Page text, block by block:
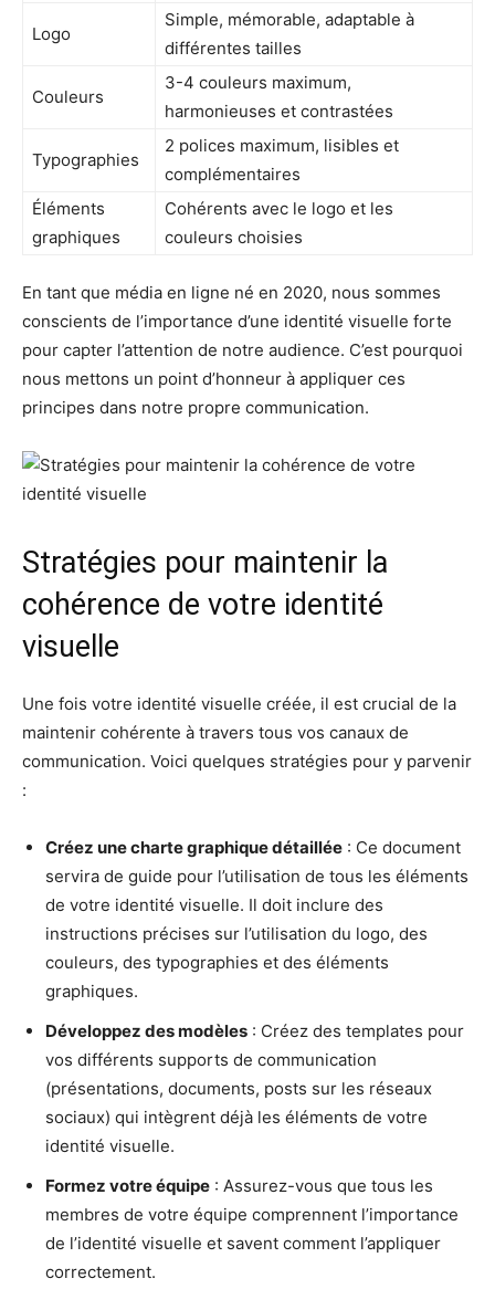
Logo
Simple, mémorable, adaptable à
différentes tailles
Couleurs
3-4 couleurs maximum,
harmonieuses et contrastées
Typographies
2 polices maximum, lisibles et
complémentaires
Éléments
graphiques
Cohérents avec le logo et les
couleurs choisies
En tant que média en ligne né en 2020, nous sommes
conscients de l’importance d’une identité visuelle forte
pour capter l’attention de notre audience. C’est pourquoi
nous mettons un point d’honneur à appliquer ces
principes dans notre propre communication.
Stratégies pour maintenir la
cohérence de votre identité
visuelle
Une fois votre identité visuelle créée, il est crucial de la
maintenir cohérente à travers tous vos canaux de
communication. Voici quelques stratégies pour y parvenir
:
Créez une charte graphique détaillée : Ce document
servira de guide pour l’utilisation de tous les éléments
de votre identité visuelle. Il doit inclure des
instructions précises sur l’utilisation du logo, des
couleurs, des typographies et des éléments
graphiques.
Développez des modèles : Créez des templates pour
vos différents supports de communication
(présentations, documents, posts sur les réseaux
sociaux) qui intègrent déjà les éléments de votre
identité visuelle.
Formez votre équipe : Assurez-vous que tous les
membres de votre équipe comprennent l’importance
de l’identité visuelle et savent comment l’appliquer
correctement.